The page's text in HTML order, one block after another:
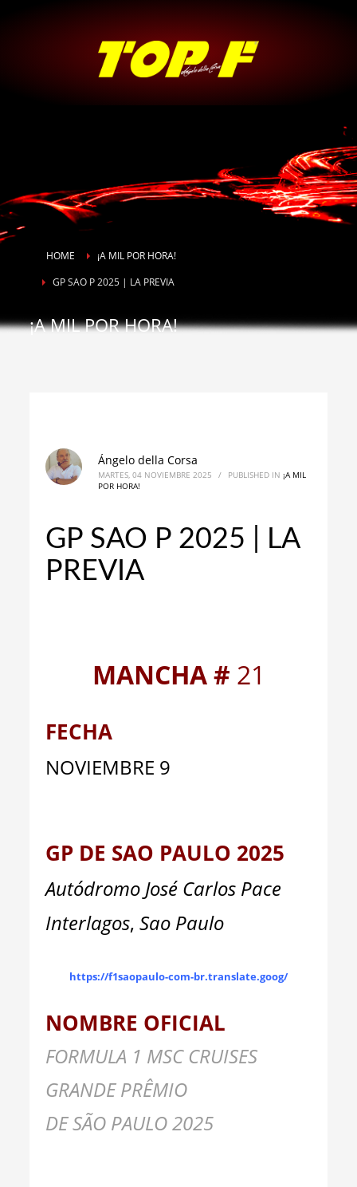
HOME
¡A MIL POR HORA!
GP SAO P 2025 | LA PREVIA
¡A MIL POR HORA!
Ángelo della Corsa
MARTES, 04 NOVIEMBRE 2025 / PUBLISHED IN¡A MIL
POR HORA!
GP SAO P 2025 | LA
PREVIA
MANCHA # 21
FECHA
NOVIEMBRE 9
GP DE SAO PAULO 2025
Autódromo José Carlos Pace
Interlagos,Sao Paulo
https://f1saopaulo-com-br.translate.goog/
NOMBRE OFICIAL
FORMULA 1 MSC CRUISES
GRANDE PRÊMIO
DE SÃO PAULO 2025